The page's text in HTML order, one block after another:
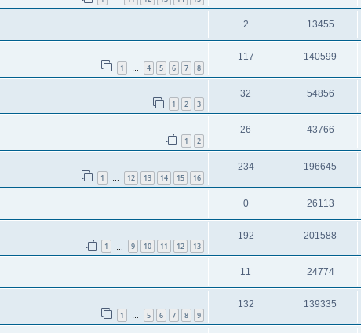
2 13455
1 … 4 5 6 7 8
117 140599
1 2 3
32 54856
1 2
26 43766
1 … 12 13 14 15 16
234 196645
0 26113
1 9 10 11 12 13
192 201588
11 24774
1 … 5 6 7 8 9
132 139335